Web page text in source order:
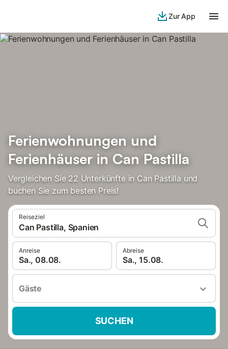
Zur App
Ferienwohnungen und
Ferienhäuser in Can Pastilla
Vergleichen Sie 22 Unterkünfte in Can Pastilla und
buchen Sie zum besten Preis!
Reiseziel
Can Pastilla, Spanien
Anreise
Sa., 08.08.
Abreise
Sa., 15.08.
Gäste
SUCHEN